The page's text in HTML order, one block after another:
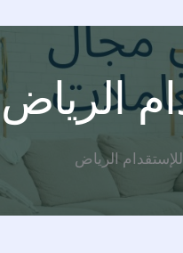
الرياض
الرياض